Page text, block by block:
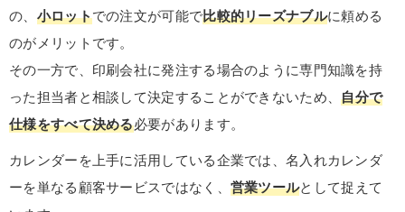
の、 小ロットでの注文が可能で比較的リーズナブルに頼める
のがメリットです。
その一方で、印刷会社に発注する場合のように専門知識を持
った担当者と相談して決定することができないため、自分で
仕様をすべて決める必要があります。
カレンダーを上手に活用している企業では、名入れカレンダ
ーを単なる顧客サービスではなく、 営業ツールとして捉えて